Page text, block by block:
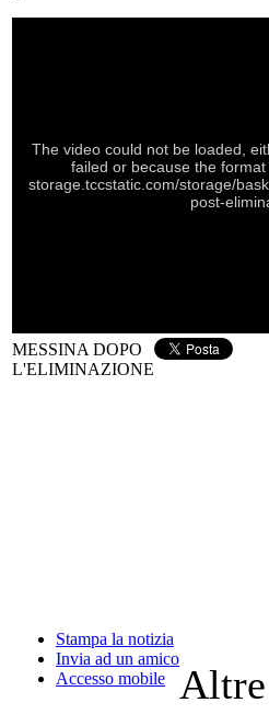
The video could not be loaded,
failed or because the
storage.tccstatic.com/storage/
post-
MESSINA DOPO
L'ELIMINAZIONE
Stampa la notizia
Invia ad un amico
Accesso mobile